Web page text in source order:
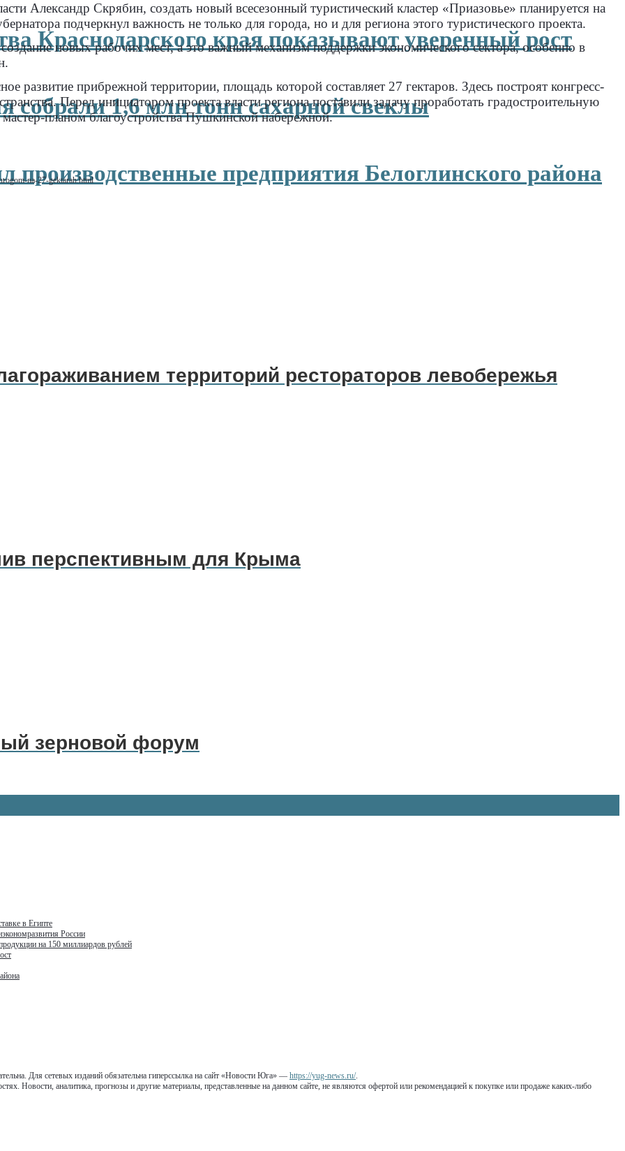
Краснодарского края показывают уверенный рост
собрали 1,6 млн тонн сахарной свеклы
производственные предприятия Белоглинского района
Александр Скрябин, создать новый всесезонный туристический кластер «Приазовье» планируется на
подчеркнул важность не только для города, но и для региона этого туристического проекта.
новых рабочих мест, а это важный механизм поддержки экономического сектора, особенно в
развитие прибрежной территории, площадь которой составляет 27 гектаров. Здесь построят конгресс-
Перед инициатором проекта власти региона поставили задачу проработать градостроительную
планом благоустройства Пушкинской набережной.
na-27-gektarah.html
территорий рестораторов левобережья
перспективным для Крыма
зерновой форум
в Египте
России
на 150 миллиардов рублей
Для сетевых изданий обязательна гиперссылка на сайт «Новости Юга» — https://yug-news.ru/.
Новости, аналитика, прогнозы и другие материалы, представленные на данном сайте, не являются офертой или рекомендацией к покупке или продаже каких-либо